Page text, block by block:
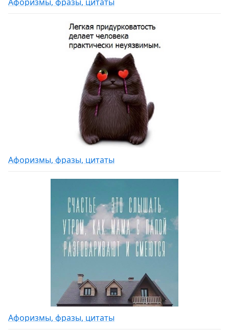
Афоризмы, фразы, цитаты
Афоризмы, фразы, цитаты